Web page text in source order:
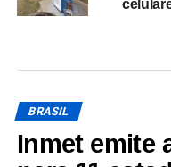
BRASIL
Inmet emite